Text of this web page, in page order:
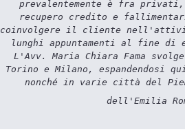
prevalentemente è fra
recupero credito e
coinvolgere il cliente
lunghi appuntamenti al fine
L'Avv. Maria Chiara Fama
Torino e Milano, espandendosi
nonché in varie città del
dell'Emilia